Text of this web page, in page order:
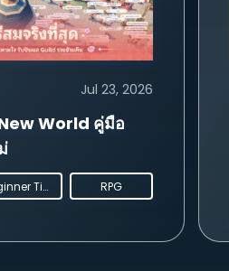
Jul 23, 2026
World คู่มือ
Beginner Tips RPG